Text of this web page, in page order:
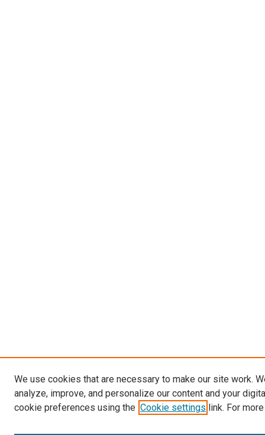
We use cookies that are necessary to make our site work.
analyze, improve, and personalize our content and your
cookie preferences using the Cookie settings link. For